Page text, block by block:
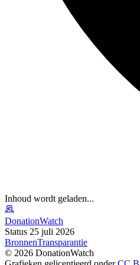
Inhoud wordt geladen...
DonationWatch
Status 25 juli 2026
BronnenTransparantie
© 2026 DonationWatch